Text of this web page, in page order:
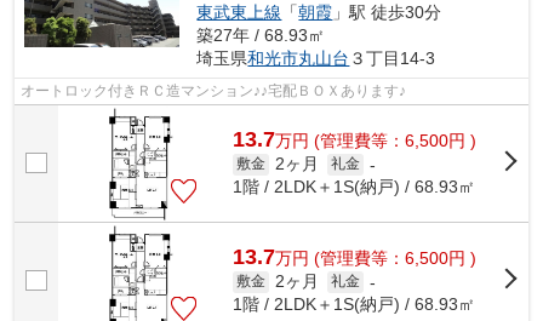
東武東上線 「朝霞 」駅 徒歩30分
築27年 / 68.93㎡
埼玉県和光市丸山台 ３丁目14-3
オートロック付きＲＣ造マンション♪♪宅配ＢＯＸあります♪
13.7万円 (管理費等：6,500円 )
敷金 2ヶ月 礼金 -
1階 / 2LDK＋1S(納戸) / 68.93㎡
13.7万円 (管理費等：6,500円 )
敷金 2ヶ月 礼金 -
1階 / 2LDK＋1S(納戸) / 68.93㎡